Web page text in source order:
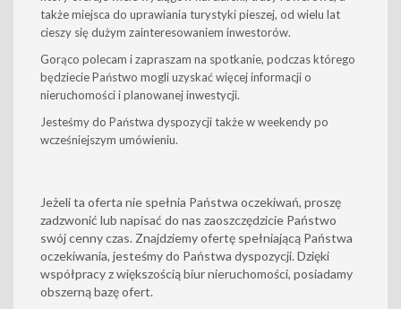
także miejsca do uprawiania turystyki pieszej, od wielu lat
cieszy się dużym zainteresowaniem inwestorów.
Gorąco polecam i zapraszam na spotkanie, podczas którego
będziecie Państwo mogli uzyskać więcej informacji o
nieruchomości i planowanej inwestycji.
Jesteśmy do Państwa dyspozycji także w weekendy po
wcześniejszym umówieniu.
Jeżeli ta oferta nie spełnia Państwa oczekiwań, proszę
zadzwonić lub napisać do nas zaoszczędzicie Państwo
swój cenny czas. Znajdziemy ofertę spełniającą Państwa
oczekiwania, jesteśmy do Państwa dyspozycji. Dzięki
współpracy z większością biur nieruchomości, posiadamy
obszerną bazę ofert.